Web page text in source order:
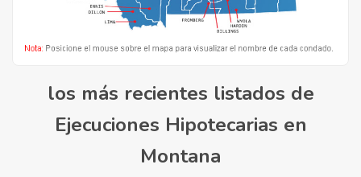
los más recientes listados de
Ejecuciones Hipotecarias en
Montana